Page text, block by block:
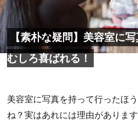
【素朴な疑問】美容室に
むしろ喜ばれる！
美容室に写真を持って行ったほ
ね？実はあれには理由がありま